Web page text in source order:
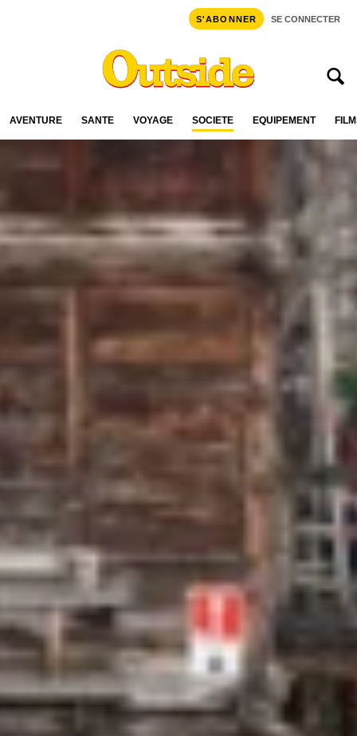
S'ABONNER SE CONNECTER
AVENTURE SANTÉ VOYAGE SOCIÉTÉ ÉQUIPEMENT